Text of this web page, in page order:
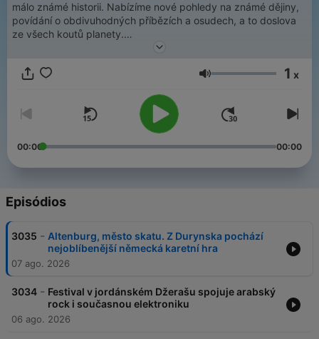
málo známé historii. Nabízíme nové pohledy na známé dějiny,
povídání o obdivuhodných příbězích a osudech, a to doslova
ze všech koutů planety.
můžete pohodlně poslouchat v mobilní aplikaci mujRozhlas pro
Volume 1 x
00:00 00:00
Episódios
3035 - Altenburg, město skatu. Z Durynska pochází
nejoblíbenější německá karetní hra
07 ago. 2026
3034 - Festival v jordánském Džerašu spojuje arabský
rock i současnou elektroniku
06 ago. 2026